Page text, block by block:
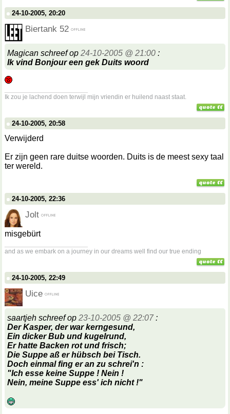
24-10-2005, 20:20
Biertank 52
Magican schreef op 24-10-2005 @ 21:00 :
Ik vind Bonjour een gek Duits woord
Ik zou je lachend doen terwijl mijn vriendin er huilend naast staat.
24-10-2005, 20:58
Verwijderd
Er zijn geen rare duitse woorden. Duits is de meest sexy taal
ter wereld.
24-10-2005, 22:36
Jolt
misgebürt
and as we embark on a journey in our dreams well find our true ending
24-10-2005, 22:49
Uice
saartjeh schreef op 23-10-2005 @ 22:07:
Der Kasper, der war kerngesund,
Ein dicker Bub und kugelrund,
Er hatte Backen rot und frisch;
Die Suppe aß er hübsch bei Tisch.
Doch einmal fing er an zu schrei'n :
"Ich esse keine Suppe ! Nein !
Nein, meine Suppe ess' ich nicht !"